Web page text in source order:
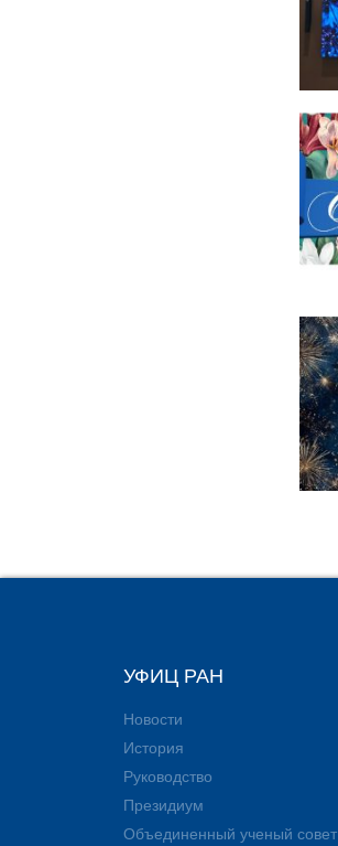
УФИЦ РАН
Новости
История
Руководство
Президиум
Объединенный ученый совет